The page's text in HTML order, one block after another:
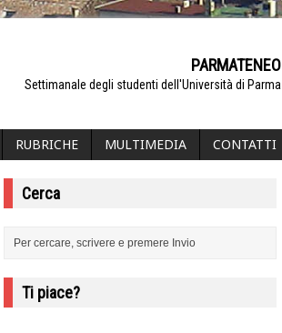
PARMATENEO
Settimanale degli studenti dell'Università di Parma
RUBRICHE MULTIMEDIA CONTATTI
Cerca
Ti piace?